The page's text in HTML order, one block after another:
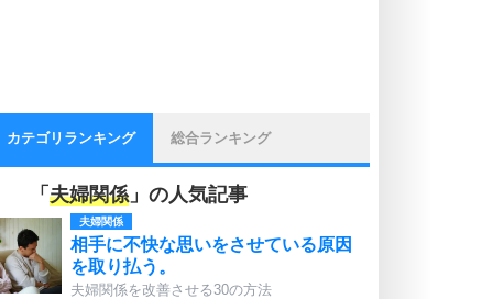
カテゴリランキング 総合ランキング
「 夫婦関係」の人気記事
夫婦関係
相手に不快な思いをさせている原因
を取り払う。
夫婦関係を改善させる30の方法